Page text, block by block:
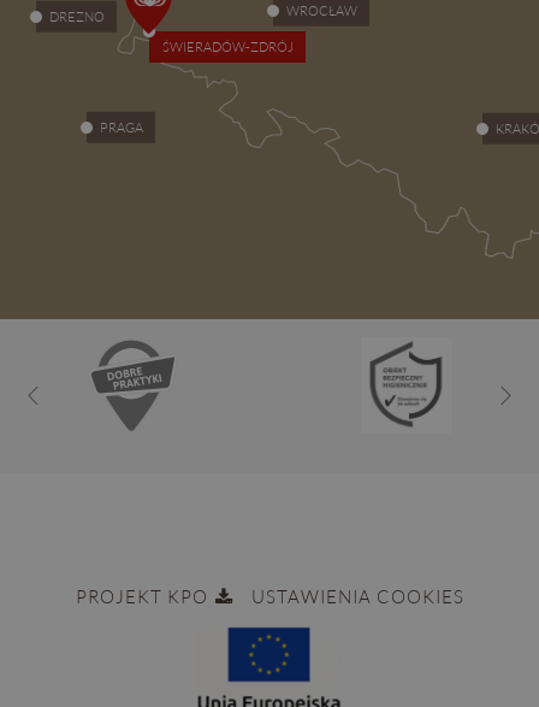
ŚWIERADÓW-ZDRÓJ
WROCŁAW
PRAGA
DREZNO
PROJEKT KPO USTAWIENIA COOKIES